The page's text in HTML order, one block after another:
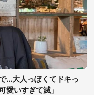
...大人っぽくてドキっ
愛いすぎて滅」